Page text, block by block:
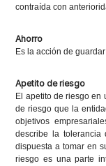
contraída con
Ahorro
Es la acción de
Apetito de riesgo
El apetito de riesgo en
de riesgo que la
objetivos
describe la
dispuesta a tomar en
riesgo es una parte